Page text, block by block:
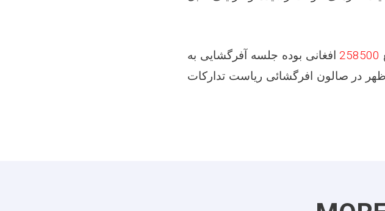
258500 افغانی بوده جلسه آفرگشایی به
ظهر در صالون افرگشائی ریاست تدارکات